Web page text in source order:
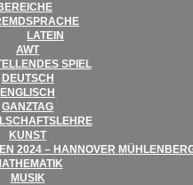
LATEIN
AWT
SPIEL
DEUTSCH
ENG­LISCH
GANZ­TAG
KUNST
2024 – HAN­NO­VER
MUSIK